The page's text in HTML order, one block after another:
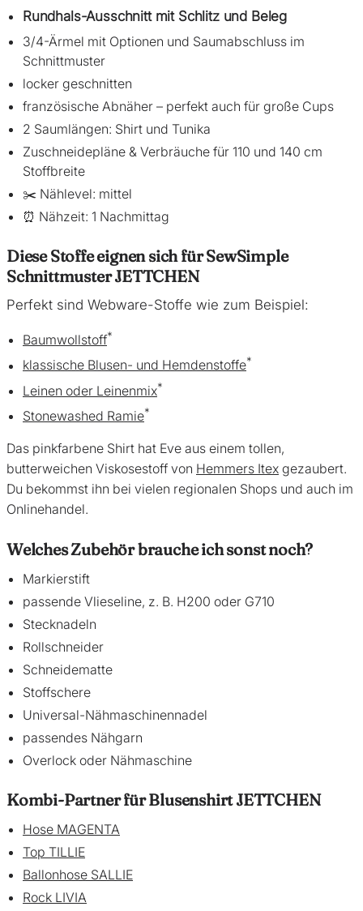
Rundhals-Ausschnitt mit Schlitz und Beleg
3/4-Ärmel mit Optionen und Saumabschluss im
Schnittmuster
locker geschnitten
französische Abnäher – perfekt auch für große Cups
2 Saumlängen: Shirt und Tunika
Zuschneidepläne & Verbräuche für 110 und 140 cm
Stoffbreite
✂️ Nählevel: mittel
⏰ Nähzeit: 1 Nachmittag
Diese Stoffe eignen sich für SewSimple
Schnittmuster JETTCHEN
Perfekt sind Webware-Stoffe wie zum Beispiel:
Baumwollstoff*
klassische Blusen- und Hemdenstoffe*
Leinen oder Leinenmix*
Stonewashed Ramie*
Das pinkfarbene Shirt hat Eve aus einem tollen,
butterweichen Viskosestoff von Hemmers Itex gezaubert.
Du bekommst ihn bei vielen regionalen Shops und auch im
Onlinehandel.
Welches Zubehör brauche ich sonst noch?
Markierstift
passende Vlieseline, z. B. H200 oder G710
Stecknadeln
Rollschneider
Schneidematte
Stoffschere
Universal-Nähmaschinennadel
passendes Nähgarn
Overlock oder Nähmaschine
Kombi-Partner für Blusenshirt JETTCHEN
Hose MAGENTA
Top TILLIE
Ballonhose SALLIE
Rock LIVIA